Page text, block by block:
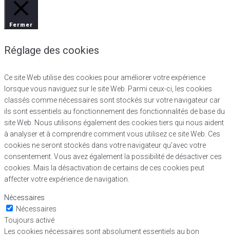
Fermer
Réglage des cookies
Ce site Web utilise des cookies pour améliorer votre expérience
lorsque vous naviguez sur le site Web. Parmi ceux-ci, les cookies
classés comme nécessaires sont stockés sur votre navigateur car
ils sont essentiels au fonctionnement des fonctionnalités de base du
site Web. Nous utilisons également des cookies tiers qui nous aident
à analyser et à comprendre comment vous utilisez ce site Web. Ces
cookies ne seront stockés dans votre navigateur qu'avec votre
consentement. Vous avez également la possibilité de désactiver ces
cookies. Mais la désactivation de certains de ces cookies peut
affecter votre expérience de navigation.
Nécessaires
Nécessaires
Toujours activé
Les cookies nécessaires sont absolument essentiels au bon